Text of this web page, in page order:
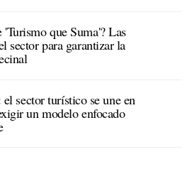
'Turismo que Suma'? Las
sector para garantizar la
sector turístico se une en
un modelo enfocado